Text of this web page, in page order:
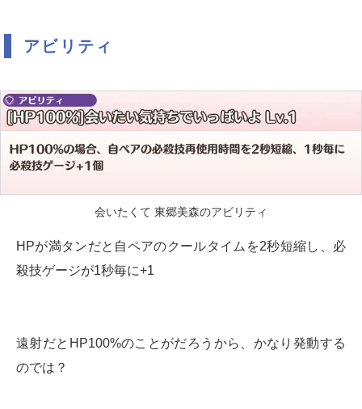
アビリティ
会いたくて 東郷美森のアビリティ
HPが満タンだと自ペアのクールタイムを2秒短縮し、必
殺技ゲージが1秒毎に+1
遠射だとHP100%のことがだろうから、かなり発動する
のでは？